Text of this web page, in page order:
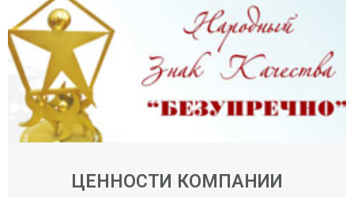
ЦЕННОСТИ КОМПАНИИ